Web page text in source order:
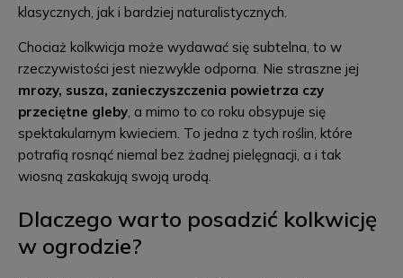
klasycznych, jak i bardziej naturalistycznych.
Chociaż kolkwicja może wydawać się subtelna, to w
rzeczywistości jest niezwykle odporna. Nie straszne jej
mrozy, susza, zanieczyszczenia powietrza czy
przeciętne gleby , a mimo to co roku obsypuje się
spektakularnym kwieciem. To jedna z tych roślin, które
potrafią rosnąć niemal bez żadnej pielęgnacji, a i tak
wiosną zaskakują swoją urodą.
Dlaczego warto posadzić kolkwicję
w ogrodzie?